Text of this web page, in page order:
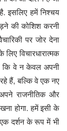
इसलिए हमें निश्चय
की कोशिश करनी
पर जोर देना
विचारधारात्मक
कि वे न केवल अपनी
हैं, बल्कि वे एक नए
राजनीतिक और
होगा. हमें इसी के
दर्शन के रूप में भी